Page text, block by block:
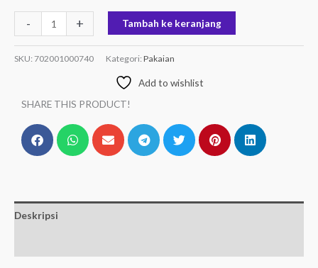
- + Tambah ke keranjang
SKU: 702001000740 Kategori: Pakaian
Add to wishlist
SHARE THIS PRODUCT!
Deskripsi